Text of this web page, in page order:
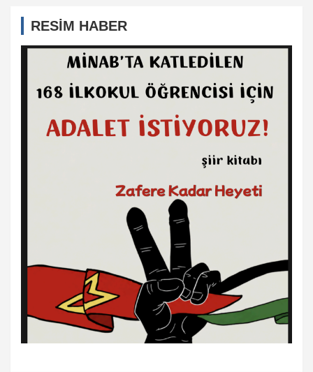
RESİM HABER